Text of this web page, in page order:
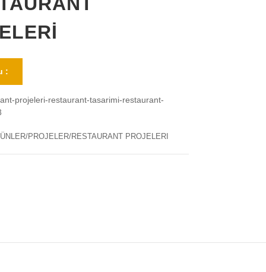
:
projeleri-restaurant-tasarimi-restaurant-
PROJELER/RESTAURANT PROJELERI